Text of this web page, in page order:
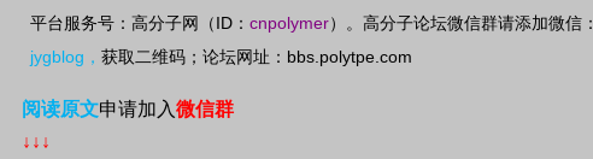
平台服务号：高分子网（ ID ： cnpolymer）。高分子论坛微信群请添加微信：
jygblog ， 获取二维码；论坛网址： bbs.polytpe.com
阅读原文申请加入微信群
↓↓↓